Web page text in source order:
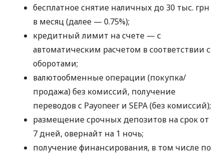
бесплатное снятие наличных до 30 тыс. грн
в месяц (далее — 0.75%);
кредитный лимит на счете — с
автоматическим расчетом в соответствии с
оборотами;
валютообменные операции (покупка/
продажа) без комиссий, получение
переводов с Payoneer и SEPA (без комиссий);
размещение срочных депозитов на срок от
7 дней, овернайт на 1 ночь;
получение финансирования, в том числе по